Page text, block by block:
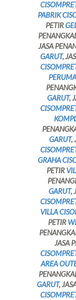
PABRIK
PETIR
JASA
GARUT,
GARUT,
GARUT,
GRAHA
PETIR
GARUT,
VILLA
PETIR
JASA
AREA
GARUT,